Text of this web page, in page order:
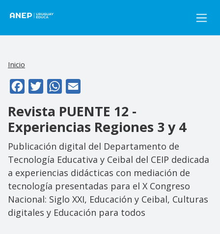
Inicio
FacebookTwitterWhatsApp
Revista PUENTE 12 -
Experiencias Regiones 3 y 4
Publicación digital del Departamento de
Tecnología Educativa y Ceibal del CEIP dedicada
a experiencias didácticas con mediación de
tecnología presentadas para el X Congreso
Nacional: Siglo XXI, Educación y Ceibal, Culturas
digitales y Educación para todos